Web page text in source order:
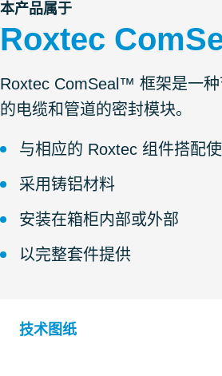
本产品属于
Roxtec
Roxtec ComSeal™ 框架是一
的电缆和管道的密封模块。
与相应的 Roxtec 组件搭配
采用铸铝材料
安装在箱柜内部或外部
以完整套件提供
技术图纸